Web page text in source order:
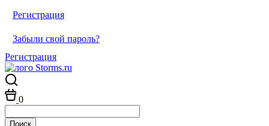
Регистрация
Забыли свой пароль?
Регистрация
0